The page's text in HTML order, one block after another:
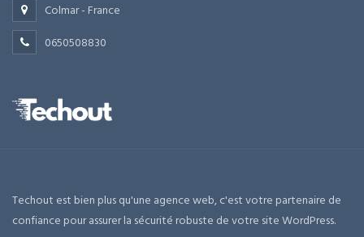
Colmar - France
0650508830
Techout est bien plus qu'une agence web, c'est votre partenaire de
confiance pour assurer la sécurité robuste de votre site WordPress.